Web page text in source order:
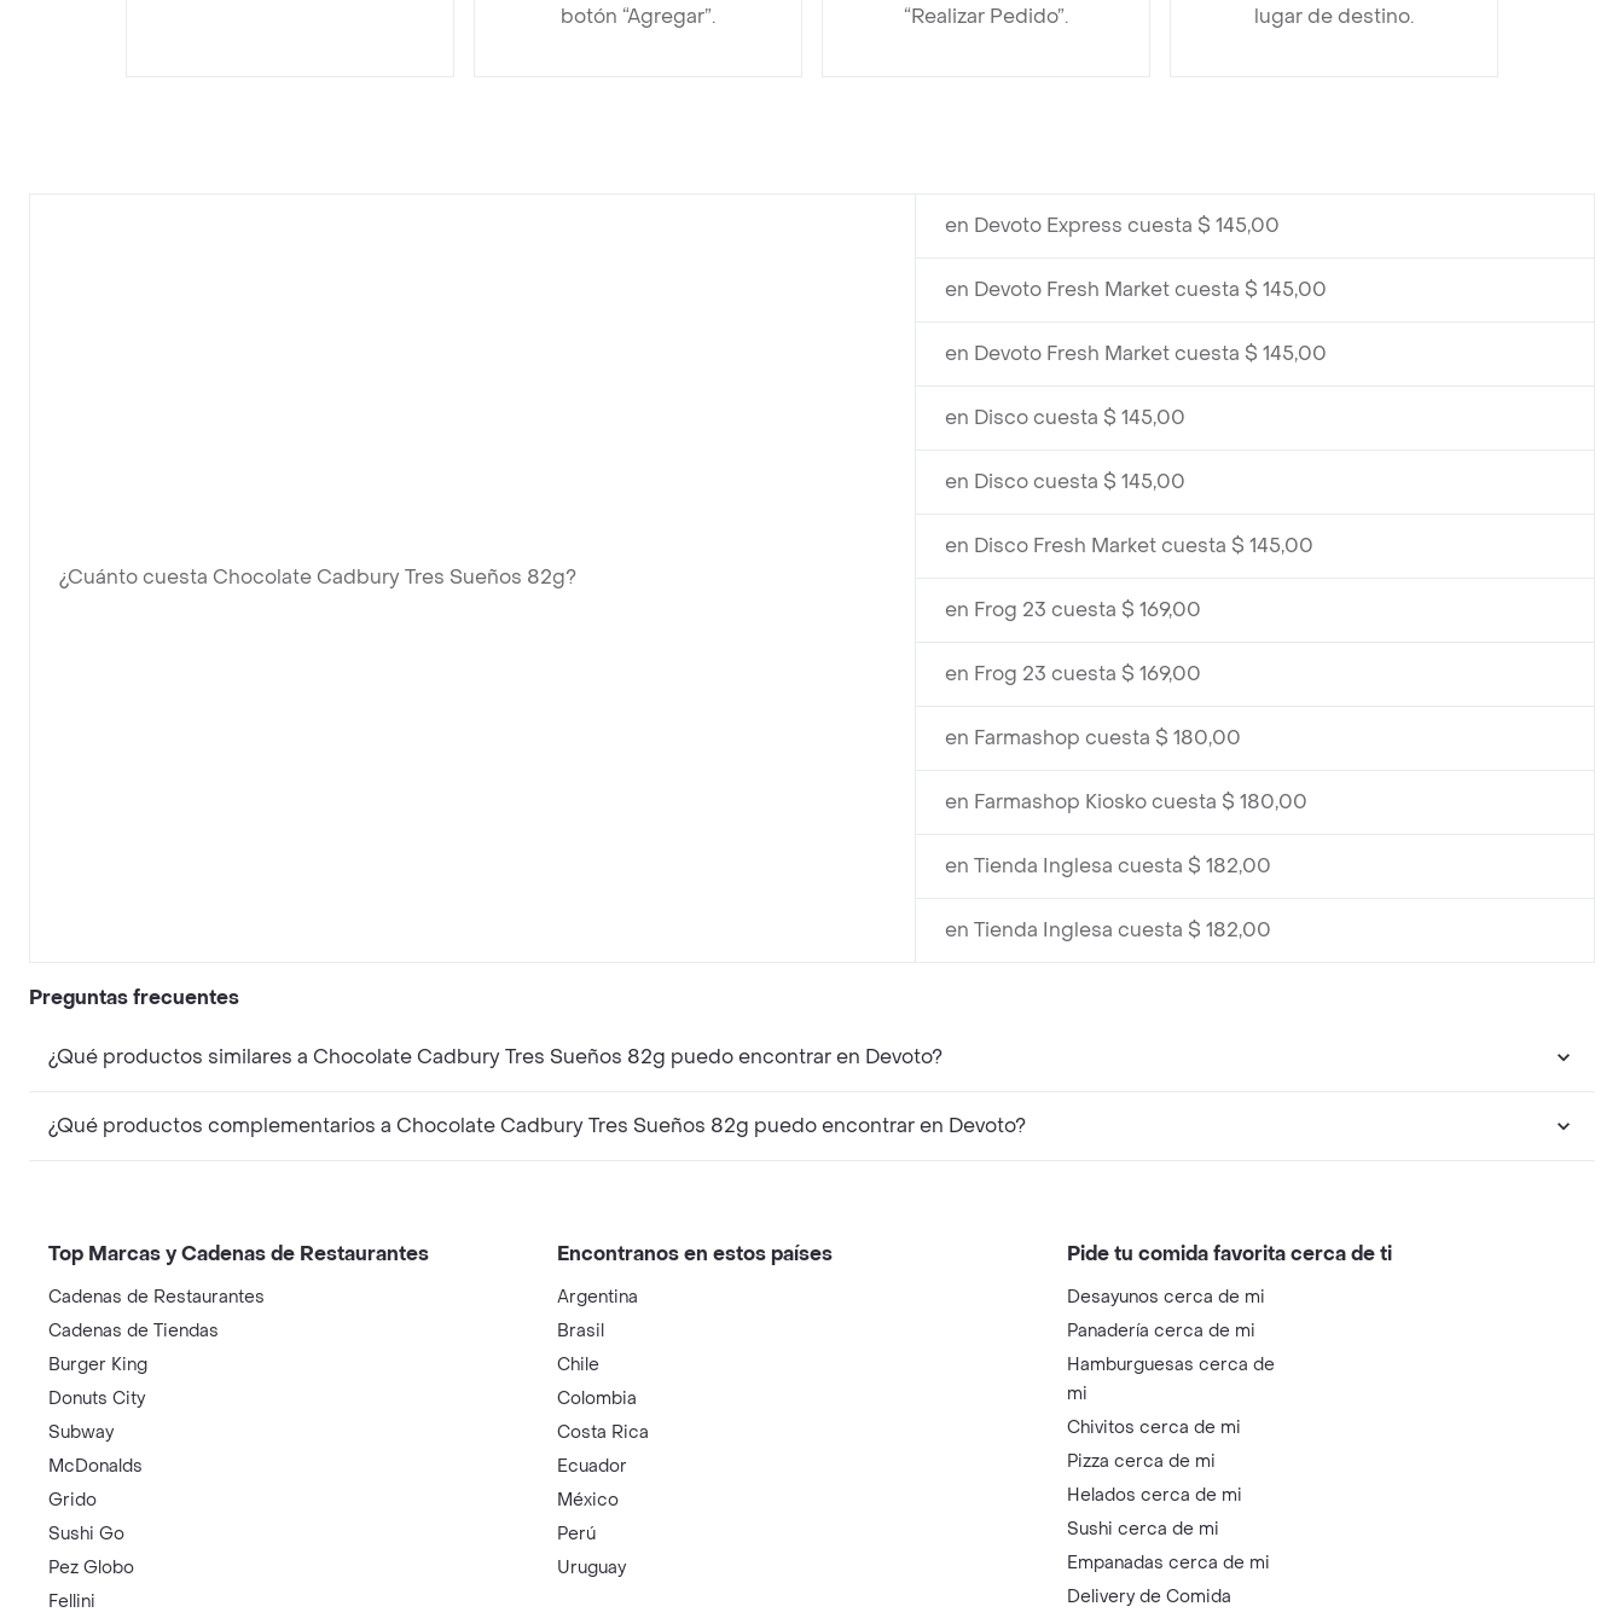
botón “Agregar”.
“Realizar Pedido”.
lugar de destino.
¿Cuánto cuesta Chocolate Cadbury Tres Sueños 82g?
en Devoto Express cuesta $ 145,00
en Devoto Fresh Market cuesta $ 145,00
en Devoto Fresh Market cuesta $ 145,00
en Disco cuesta $ 145,00
en Disco cuesta $ 145,00
en Disco Fresh Market cuesta $ 145,00
en Frog 23 cuesta $ 169,00
en Frog 23 cuesta $ 169,00
en Farmashop cuesta $ 180,00
en Farmashop Kiosko cuesta $ 180,00
en Tienda Inglesa cuesta $ 182,00
en Tienda Inglesa cuesta $ 182,00
Preguntas frecuentes
¿Qué productos similares a Chocolate Cadbury Tres Sueños 82g puedo encontrar en Devoto?
¿Qué productos complementarios a Chocolate Cadbury Tres Sueños 82g puedo encontrar en Devoto?
Top Marcas y Cadenas de Restaurantes
Cadenas de Restaurantes
Cadenas de Tiendas
Burger King
Donuts City
Subway
McDonalds
Grido
Sushi Go
Pez Globo
Fellini
Encontranos en estos países
Argentina
Brasil
Chile
Colombia
Costa Rica
Ecuador
México
Perú
Uruguay
Pide tu comida favorita cerca de ti
Desayunos cerca de mi
Panadería cerca de mi
Hamburguesas cerca de
mi
Chivitos cerca de mi
Pizza cerca de mi
Helados cerca de mi
Sushi cerca de mi
Empanadas cerca de mi
Delivery de Comida